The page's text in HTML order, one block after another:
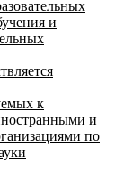
и
к
и
по